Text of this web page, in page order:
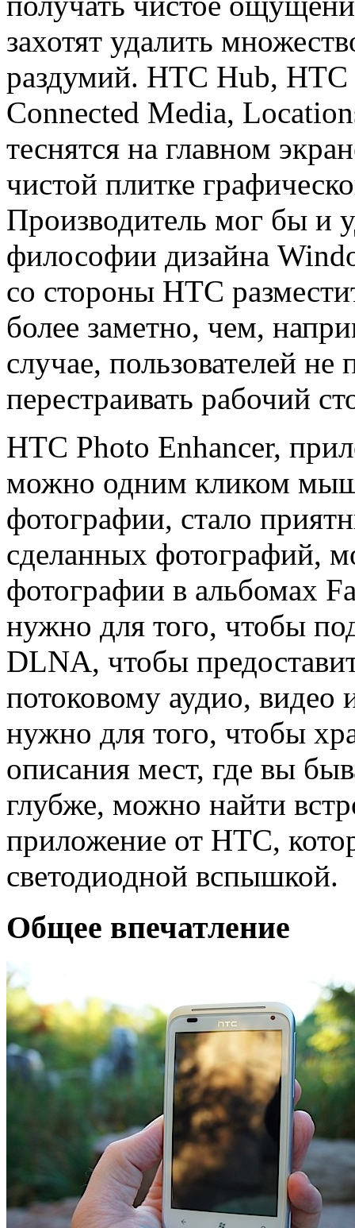
захотят удалить
раздумий. HTC Hub, HTC
Connected Media,
теснятся на главном
чистой плитке
Производитель мог бы и
философии дизайна
со стороны HTC
более заметно, чем,
случае, пользователей не
перестраивать рабочий
HTC Photo Enhancer,
можно одним кликом
фотографии, стало
сделанных фотографий,
фотографии в альбомах
нужно для того, чтобы
DLNA, чтобы
потоковому аудио, видео
нужно для того, чтобы
описания мест, где вы
глубже, можно найти
приложение от HTC,
светодиодной вспышкой.
Общее впечатление